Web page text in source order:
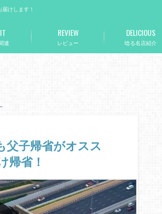
けします！
連 レビュー
REVIEW
唸る名店紹介
DELICIOUS
父子帰省がオスス
帰省！